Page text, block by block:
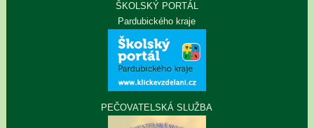
ŠKOLSKÝ PORTÁL
Pardubického kraje
PEČOVATELSKÁ SLUŽBA